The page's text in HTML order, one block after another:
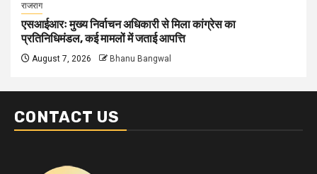
राजराग
एसआईआरः मुख्य निर्वाचन अधिकारी से मिला कांग्रेस का
प्रतिनिधिमंडल, कई मामलों में जताई आपत्ति
August 7, 2026 Bhanu Bangwal
CONTACT US